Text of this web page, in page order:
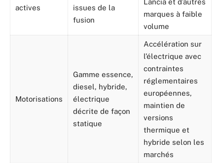
actives
issues de la
fusion
marques à faible
volume
Motorisations
Gamme essence,
diesel, hybride,
électrique
décrite de façon
statique
Accélération sur
l’électrique avec
contraintes
réglementaires
européennes,
maintien de
versions
thermique et
hybride selon les
marchés